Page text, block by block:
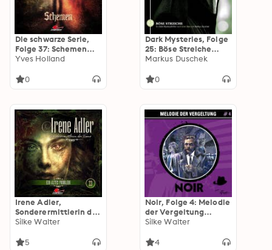
Die schwarze Serie,
Folge 37: Schemen
(ungekürzt)
Yves Holland
0
Dark Mysteries, Folge
25: Böse Streiche
(ungekürzt)
Markus Duschek
0
Irene Adler,
Sonderermittlerin der
Krone, Folge 33: Ein
(ungekürzt)
Silke Walter
5
Noir, Folge 4: Melodie
der Vergeltung
(Ungekürzt)
Silke Walter
4